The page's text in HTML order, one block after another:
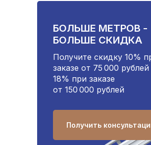
БОЛЬШЕ МЕТРОВ -
БОЛЬШЕ СКИДКА
Получите скидку 10%
заказе от 75 000
18% при заказе
от 150 000 рублей
Получить